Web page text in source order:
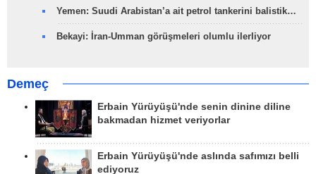
Yemen: Suudi Arabistan’a ait petrol tankerini balistik…
Bekayi: İran-Umman görüşmeleri olumlu ilerliyor
Demeç
Erbain Yürüyüşü'nde senin dinine diline
bakmadan hizmet veriyorlar
Erbain Yürüyüşü'nde aslında safımızı belli
ediyoruz